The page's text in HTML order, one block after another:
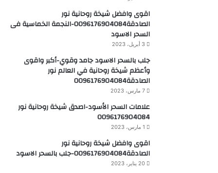
اقوى وافضل شيخة روحانية نور
الصادقة0096176904084-النجمة الخماسية فى
السحر الاسود
3 أبريل، 2023
جلب بالسحر الاسود جامد وقوي-أكبر واقوى
وأعظم شيخة روحانية في العالم نور
الصادقة0096176904084
7 مارس، 2023
علامات السحر الأسود-اصدق شيخة روحانية نور
0096176904084
1 مارس، 2023
اقوى وافضل شيخة روحانية نور
الصادقة0096176904084-جلب بالسحر الاسود
20 يناير، 2023